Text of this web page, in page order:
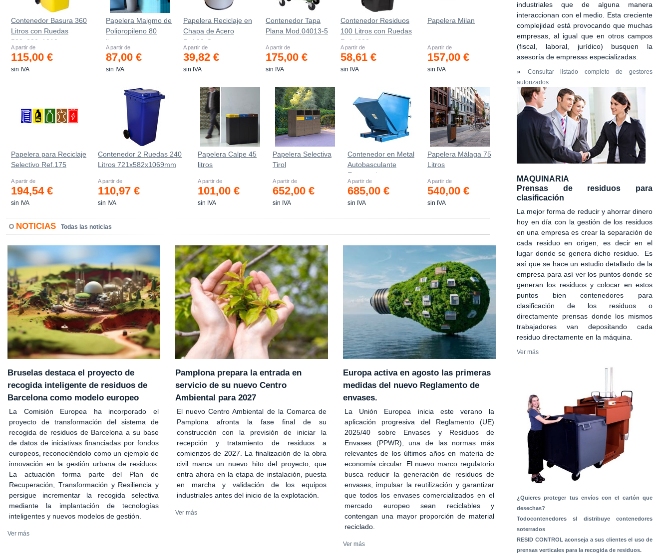
Contenedor Basura 360
Litros con Ruedas
583x880x1010 mm
A partir de
115,00 €
sin IVA
Papelera Maigmo de
Polipropileno 80
litros
A partir de
87,00 €
sin IVA
Papelera Reciclaje en
Chapa de Acero
Ref.90-C
A partir de
39,82 €
sin IVA
Contenedor Tapa
Plana Mod.04013-5
A partir de
175,00 €
sin IVA
Contenedor Residuos
100 Litros con Ruedas
Ref.4200
A partir de
58,61 €
sin IVA
Papelera Milan
A partir de
157,00 €
sin IVA
Papelera para Reciclaje
Selectivo Ref.175
A partir de
194,54 €
sin IVA
Contenedor 2 Ruedas 240
Litros 721х582х1069mm
A partir de
110,97 €
sin IVA
Papelera Calpe 45
litros
A partir de
101,00 €
sin IVA
Papelera Selectiva
Tirol
A partir de
652,00 €
sin IVA
Contenedor en Metal
Autobasculante
Estanco *
A partir de
685,00 €
sin IVA
Papelera Málaga 75
Litros
A partir de
540,00 €
sin IVA
NOTICIAS Todas las noticias
Bruselas destaca el proyecto de
recogida inteligente de residuos de
Barcelona como modelo europeo
La Comisión Europea ha incorporado el
proyecto de transformación del sistema de
recogida de residuos de Barcelona a su base
de datos de iniciativas financiadas por fondos
europeos, reconociéndolo como un ejemplo de
innovación en la gestión urbana de residuos.
La actuación forma parte del Plan de
Recuperación, Transformación y Resiliencia y
persigue incrementar la recogida selectiva
mediante la implantación de tecnologías
inteligentes y nuevos modelos de gestión.
Ver más
Pamplona prepara la entrada en
servicio de su nuevo Centro
Ambiental para 2027
El nuevo Centro Ambiental de la Comarca de
Pamplona afronta la fase final de su
construcción con la previsión de iniciar la
recepción y tratamiento de residuos a
comienzos de 2027. La finalización de la obra
civil marca un nuevo hito del proyecto, que
entra ahora en la etapa de instalación, puesta
en marcha y validación de los equipos
industriales antes del inicio de la explotación.
Ver más
Europa activa en agosto las primeras
medidas del nuevo Reglamento de
envases.
La Unión Europea inicia este verano la
aplicación progresiva del Reglamento (UE)
2025/40 sobre Envases y Residuos de
Envases (PPWR), una de las normas más
relevantes de los últimos años en materia de
economía circular. El nuevo marco regulatorio
busca reducir la generación de residuos de
envases, impulsar la reutilización y garantizar
que todos los envases comercializados en el
mercado europeo sean reciclables y
contengan una mayor proporción de material
reciclado.
Ver más
industriales que de alguna manera
interaccionan con el medio. Esta creciente
complejidad está provocando que muchas
empresas, al igual que en otros campos
(fiscal, laboral, jurídico) busquen la
asesoría de empresas especializadas.
» Consultar listado completo de gestores
autorizados
MAQUINARIA
Prensas de residuos para
clasificación
La mejor forma de reducir y ahorrar dinero
hoy en día con la gestión de los residuos
en una empresa es crear la separación de
cada residuo en origen, es decir en el
lugar donde se genera dicho residuo. Es
así que se hace un estudio detallado de la
empresa para así ver los puntos donde se
generan los residuos y colocar en estos
puntos bien contenedores para
clasificación de los residuos o
directamente prensas donde los mismos
trabajadores van depositando cada
residuo directamente en la máquina.
Ver más
¿Quieres proteger tus envíos con el cartón que
desechas?
Todocontenedores sl distribuye contenedores
soterrados
RESID CONTROL aconseja a sus clientes el uso de
prensas verticales para la recogida de residuos.